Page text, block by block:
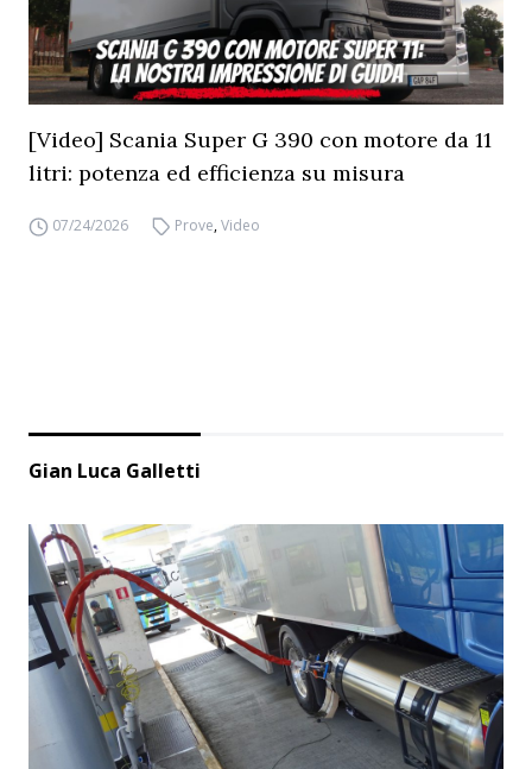
[Video] Scania Super G 390 con motore da 11
litri: potenza ed efficienza su misura
07/24/2026 Prove,Video
Gian Luca Galletti